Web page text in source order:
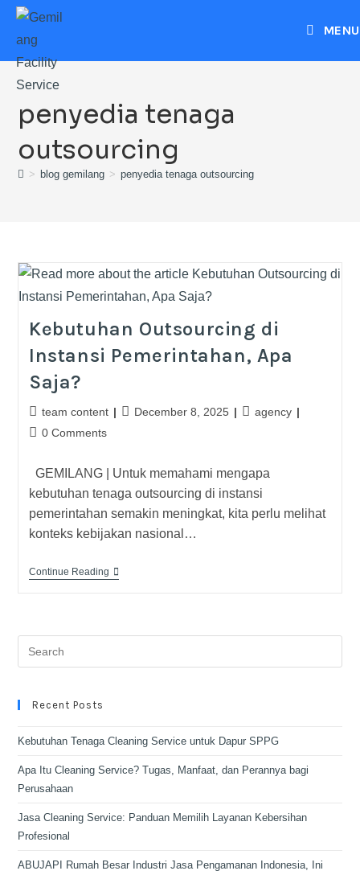
MENU
penyedia tenaga
outsourcing
> blog gemilang > penyedia tenaga outsourcing
Kebutuhan Outsourcing di
Instansi Pemerintahan, Apa
Saja?
team content December 8, 2025
agency
0 Comments
GEMILANG | Untuk memahami mengapa
kebutuhan tenaga outsourcing di instansi
pemerintahan semakin meningkat, kita perlu melihat
konteks kebijakan nasional…
Continue Reading
Recent Posts
Kebutuhan Tenaga Cleaning Service untuk Dapur SPPG
Apa Itu Cleaning Service? Tugas, Manfaat, dan Perannya bagi
Perusahaan
Jasa Cleaning Service: Panduan Memilih Layanan Kebersihan
Profesional
ABUJAPI Rumah Besar Industri Jasa Pengamanan Indonesia, Ini